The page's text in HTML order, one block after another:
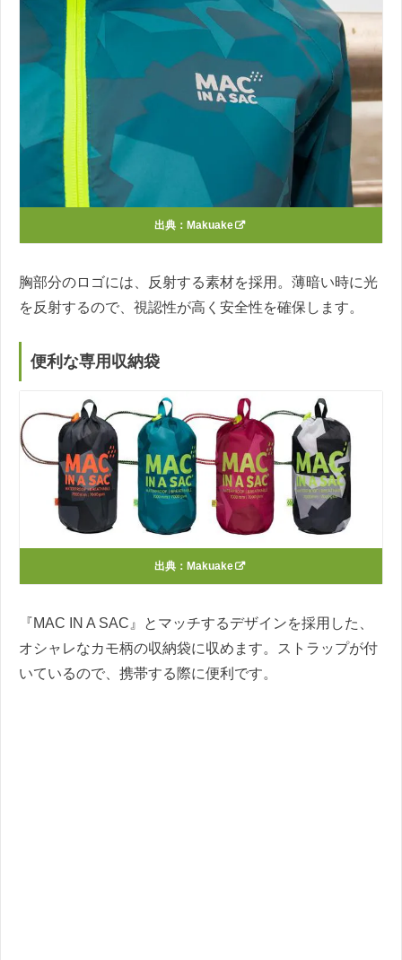
出典： Makuake
胸部分のロゴには、反射する素材を採用。薄暗い時に光
を反射するので、視認性が高く安全性を確保します。
便利な専用収納袋
出典： Makuake
『MAC IN A SAC』とマッチするデザインを採用した、
オシャレなカモ柄の収納袋に収めます。ストラップが付
いているので、携帯する際に便利です。